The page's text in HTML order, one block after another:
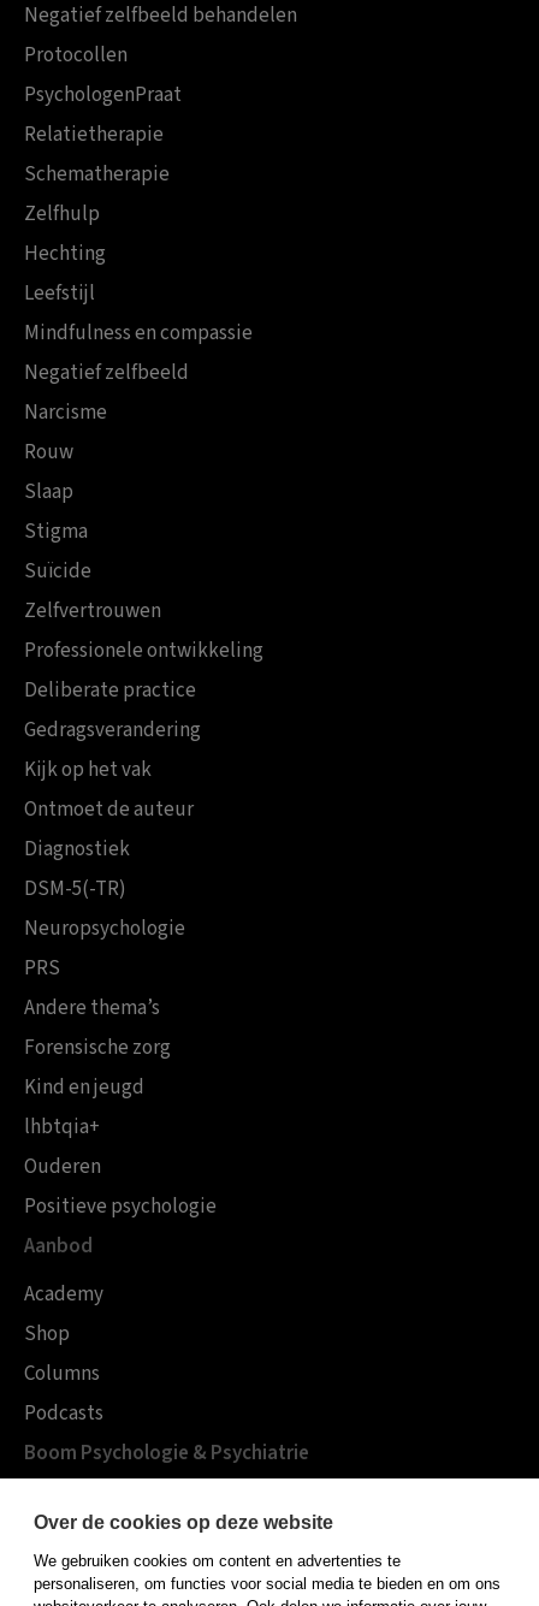
Negatief zelfbeeld behandelen
Protocollen
PsychologenPraat
Relatietherapie
Schematherapie
Zelfhulp
Hechting
Leefstijl
Mindfulness en compassie
Negatief zelfbeeld
Narcisme
Rouw
Slaap
Stigma
Suïcide
Zelfvertrouwen
Professionele ontwikkeling
Deliberate practice
Gedragsverandering
Kijk op het vak
Ontmoet de auteur
Diagnostiek
DSM-5(-TR)
Neuropsychologie
PRS
Andere thema’s
Forensische zorg
Kind en jeugd
lhbtqia+
Ouderen
Positieve psychologie
Aanbod
Academy
Shop
Columns
Podcasts
Boom Psychologie & Psychiatrie
Publiceren bij Boom
Over de cookies op deze website
We gebruiken cookies om content en advertenties te
personaliseren, om functies voor social media te bieden en om ons